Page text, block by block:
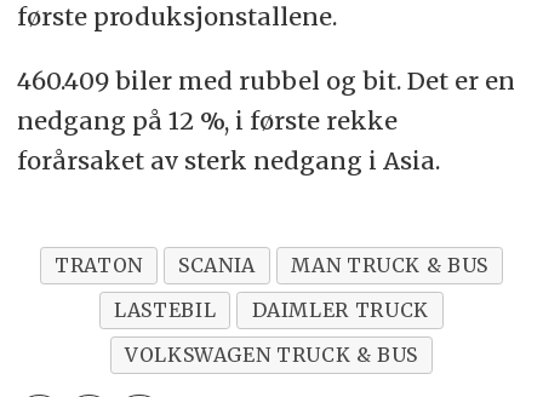
første produksjonstallene.
460.409 biler med rubbel og bit. Det er en
nedgang på 12 %, i første rekke
forårsaket av sterk nedgang i Asia.
TRATON SCANIA
MAN TRUCK & BUS
LASTEBIL
DAIMLER TRUCK
VOLKSWAGEN TRUCK & BUS